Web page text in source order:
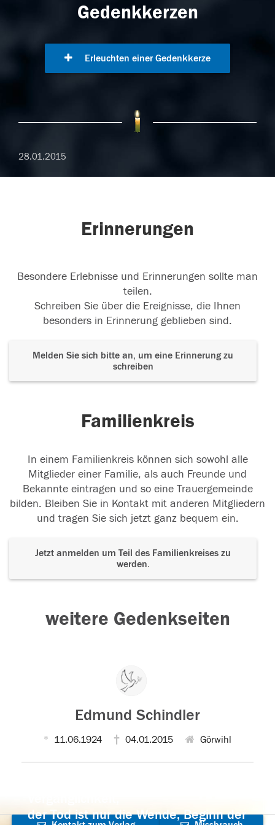
Gedenkkerzen
Erleuchten einer Gedenkkerze
28.01.2015
Erinnerungen
Besondere Erlebnisse und Erinnerungen sollte man
teilen.
Schreiben Sie über die Ereignisse, die Ihnen
besonders in Erinnerung geblieben sind.
Melden Sie sich bitte an, um eine Erinnerung zu
schreiben
Familienkreis
In einem Familienkreis können sich sowohl alle
Mitglieder einer Familie, als auch Freunde und
Bekannte eintragen und so eine Trauergemeinde
bilden. Bleiben Sie in Kontakt mit anderen Mitgliedern
und tragen Sie sich jetzt ganz bequem ein.
Jetzt anmelden um Teil des Familienkreises zu
werden.
weitere Gedenkseiten
Edmund Schindler
11.06.1924 04.01.2015 Görwihl
der Tod ist nur die Wende, Beginn der